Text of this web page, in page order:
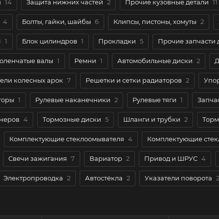
14 Защита нижних частей 2 Прочие кузовные детали 11
4 Болты, гайки, шайбы 6 Клипсы, пистоны, хомуты 2
1 Блок цилиндров 1 Прокладки 5 Прочие запчасти
валы 1 Ремни 1 Автомобильные диски 2
колесных арок 7 Решетки и сетки радиаторов 2
1 Рулевые наканечники 2 Рулевые тяги 1
4 Тормозные диски 5 Шланги и трубки 2
Комплектующие стеклоомывателя 4 Комплектующие
Свечи зажигания 7 Вариатор 2 Привод и ШРУС 4
Электропроводка 2 Автостёкла 2 Указатели поворота 2